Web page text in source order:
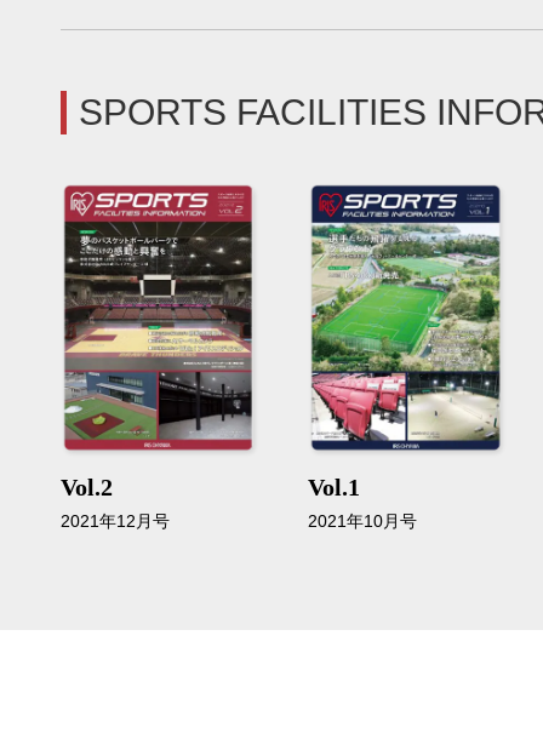
SPORTS FACILITIES
Vol.2
2021年12月号
Vol.1
2021年10月号